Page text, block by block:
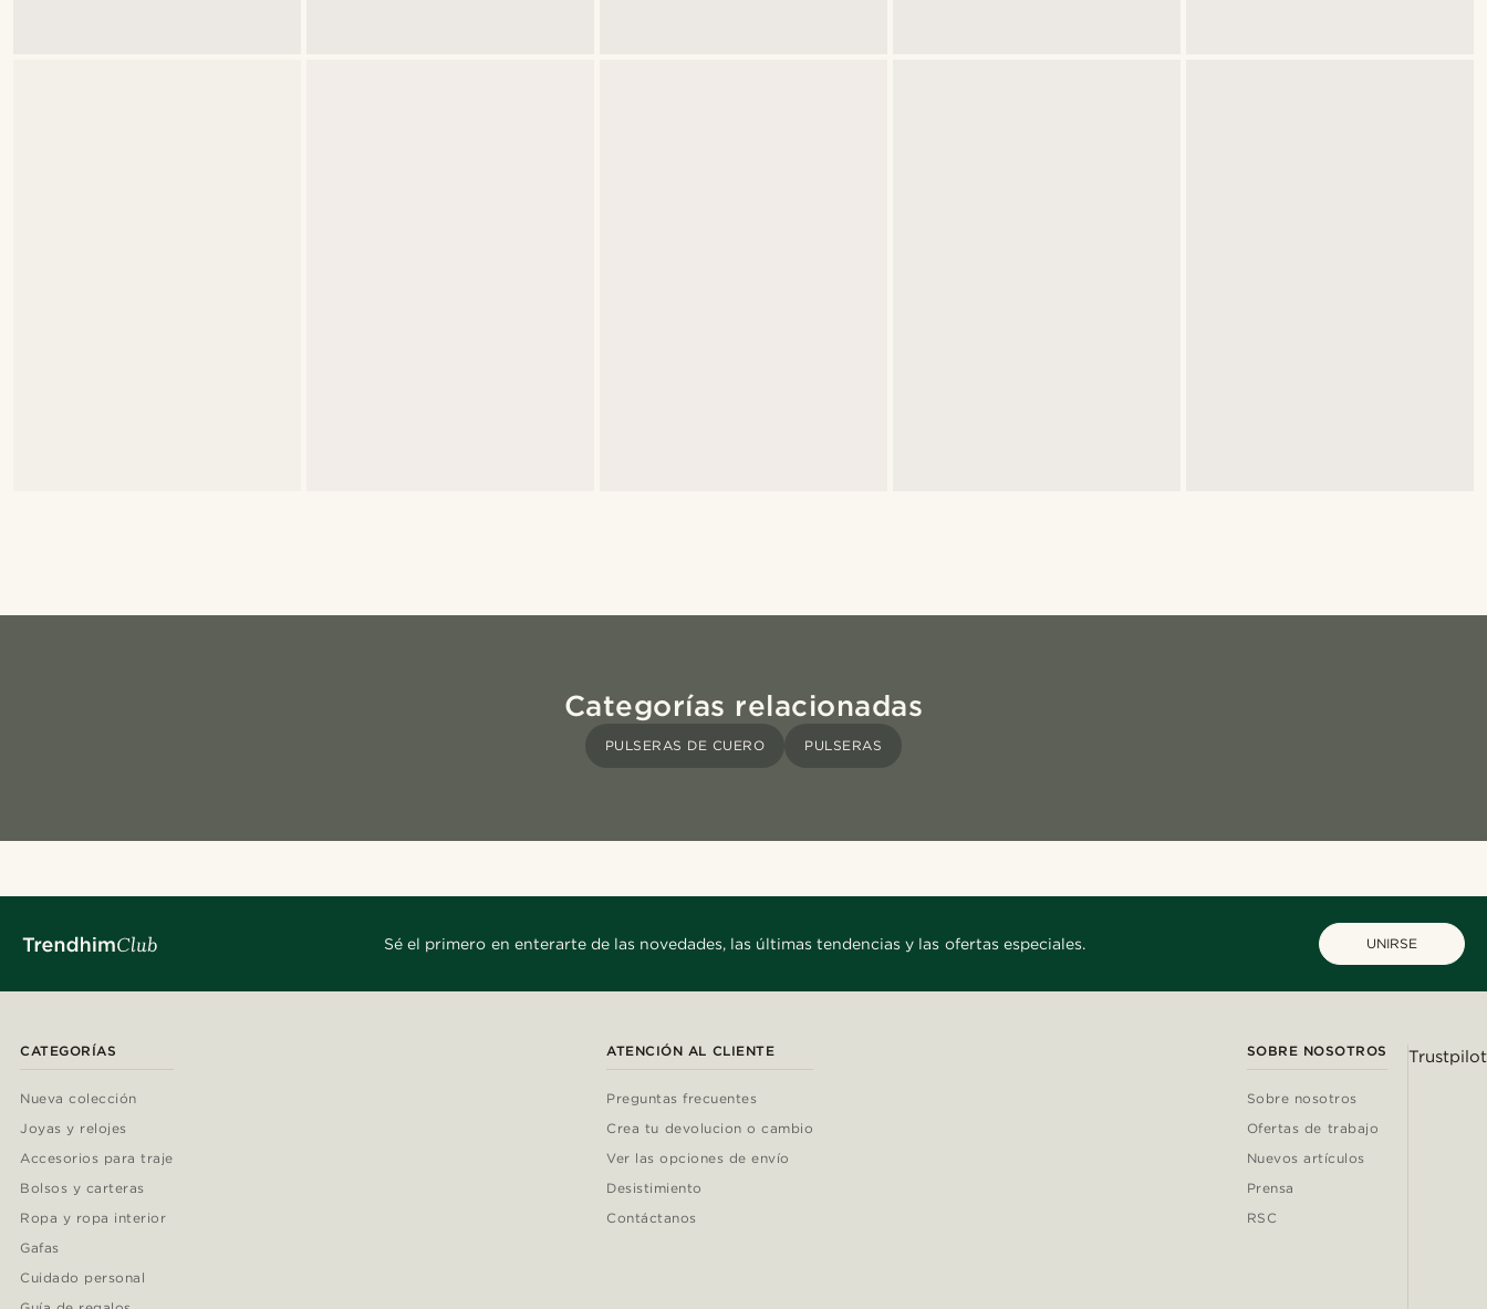
Categorías relacionadas
PULSERAS DE CUERO PULSERAS
Sé el primero en enterarte de las novedades, las últimas tendencias y las ofertas especiales. UNIRSE
CATEGORÍAS
Nueva colección
Joyas y relojes
Accesorios para traje
Bolsos y carteras
Ropa y ropa interior
Gafas
Cuidado personal
ATENCIÓN AL CLIENTE
Preguntas frecuentes
Crea tu devolucion o cambio
Ver las opciones de envío
Desistimiento
Contáctanos
SOBRE NOSOTROS
Sobre nosotros
Ofertas de trabajo
Nuevos artículos
Prensa
RSC
Trustpilot